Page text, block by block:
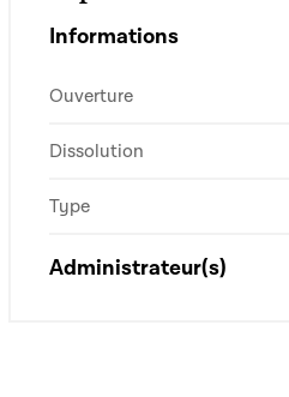
Informations
Ouverture
Dissolution
Type
Administrateur(s)